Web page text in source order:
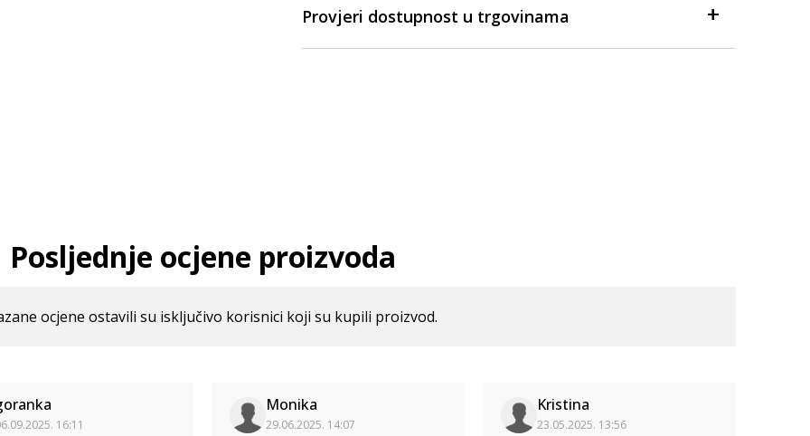
Provjeri dostupnost u trgovinama
Posljednje ocjene proizvoda
ocjene ostavili su isključivo korisnici koji su kupili proizvod.
16:11
Monika
29.06.2025. 14:07
Kristina
23.05.2025. 13:56